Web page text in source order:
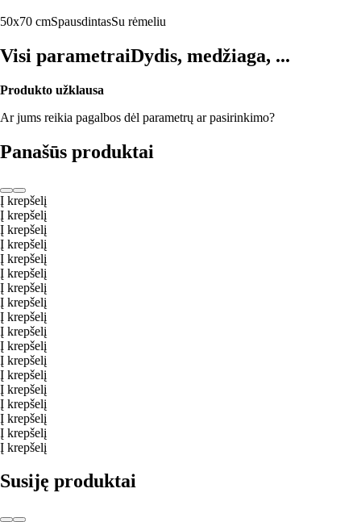
50x70 cmSpausdintasSu rėmeliu
Visi parametraiDydis, medžiaga, ...
Produkto užklausa
Ar jums reikia pagalbos dėl parametrų ar pasirinkimo?
Panašūs produktai
Į krepšelį
Į krepšelį
Į krepšelį
Į krepšelį
Į krepšelį
Į krepšelį
Į krepšelį
Į krepšelį
Į krepšelį
Į krepšelį
Į krepšelį
Į krepšelį
Į krepšelį
Į krepšelį
Į krepšelį
Į krepšelį
Į krepšelį
Į krepšelį
Susiję produktai